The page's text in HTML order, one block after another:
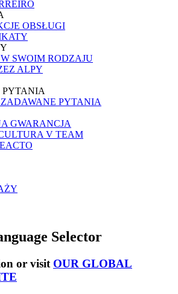
OBSŁUGI
SWOIM RODZAJU
ALPY
PYTANIA
PYTANIA
GWARANCJA
V TEAM
Selector
or visit OUR GLOBAL